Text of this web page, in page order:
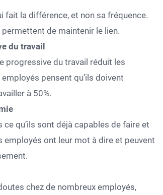
fait la différence, et non sa fréquence.
de maintenir le lien.
du travail
progressive du travail réduit les
pensent qu’ils doivent
à 50%.
qu’ils sont déjà capables de faire et
employés ont leur mot à dire et peuvent
chez de nombreux employés,